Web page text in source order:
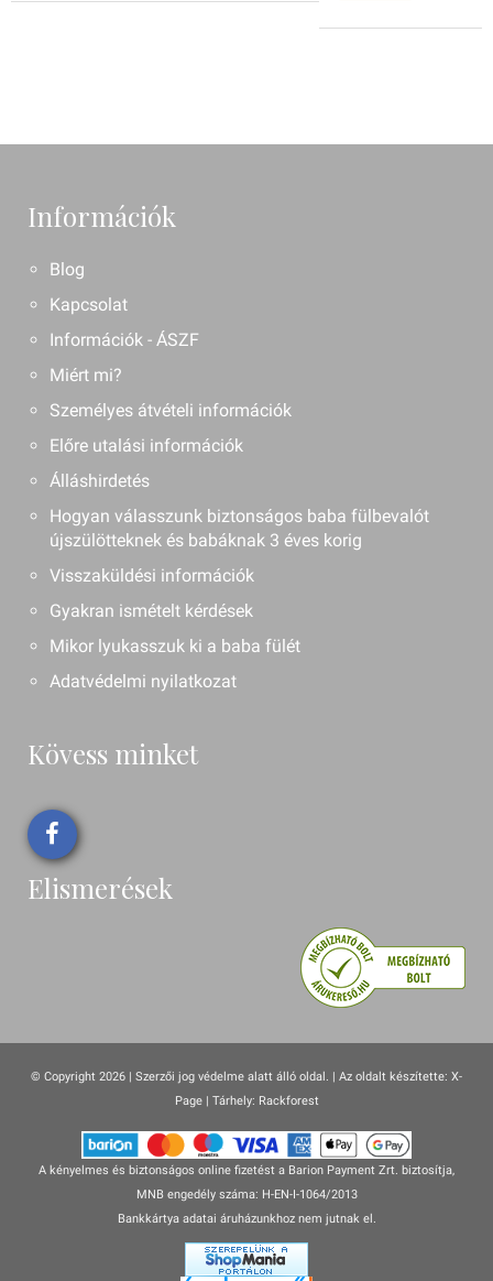
Információk
Blog
Kapcsolat
Információk - ÁSZF
Miért mi?
Személyes átvételi információk
Előre utalási információk
Álláshirdetés
Hogyan válasszunk biztonságos baba fülbevalót
újszülötteknek és babáknak 3 éves korig
Visszaküldési információk
Gyakran ismételt kérdések
Mikor lyukasszuk ki a baba fülét
Adatvédelmi nyilatkozat
Kövess minket
Elismerések
© Copyright 2026 | Szerzői jog védelme alatt álló oldal. | Az oldalt készítette: X-
Page| Tárhely: Rackforest
A kényelmes és biztonságos online fizetést a Barion Payment Zrt. biztosítja,
MNB engedély száma: H-EN-I-1064/2013
Bankkártya adatai áruházunkhoz nem jutnak el.